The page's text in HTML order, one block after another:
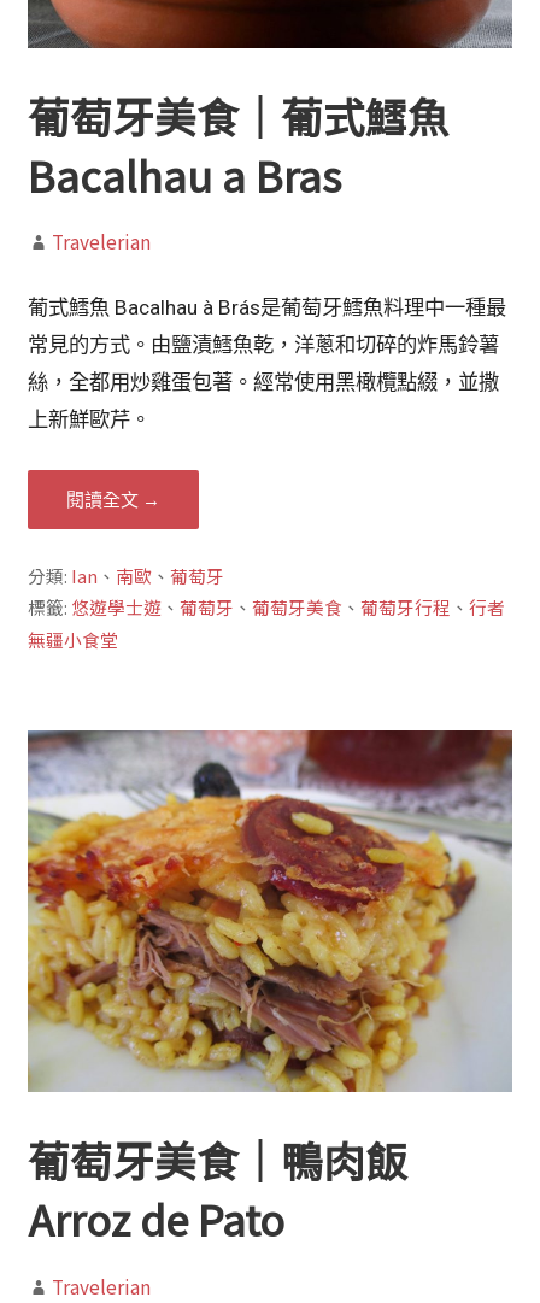
葡萄牙美食｜葡式鱈魚
Bacalhau a Bras
Travelerian
葡式鱈魚 Bacalhau à Brás是葡萄牙鱈魚料理中一種最
常見的方式。由鹽漬鱈魚乾，洋蔥和切碎的炸馬鈴薯
絲，全都用炒雞蛋包著。經常使用黑橄欖點綴，並撒
上新鮮歐芹。
閱讀全文 →
分類: Ian 、 南歐 、葡萄牙
標籤: 悠遊學士遊 、葡萄牙 、葡萄牙美食 、葡萄牙行程 、行者
無疆小食堂
葡萄牙美食｜鴨肉飯
Arroz de Pato
Travelerian